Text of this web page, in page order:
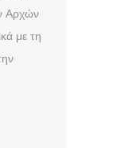
Αρχών
με τη